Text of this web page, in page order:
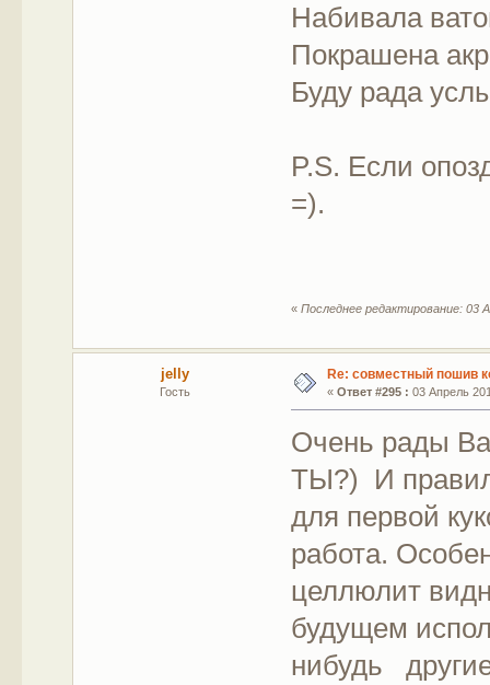
Набивала
Покрашена
Буду рада
P.S. Если
=).
«Последнее редактирование: 03
jelly
Гость
Re: совместный пошив
« Ответ #295 : 03 Апрель
Очень рады
ТЫ?) И
для первой
работа.
целлюлит
будущем
нибудь